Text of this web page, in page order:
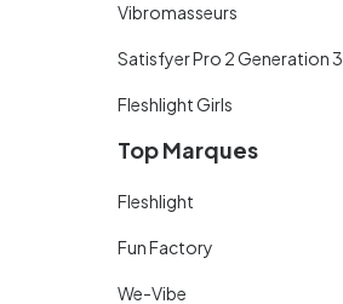
Vibromasseurs
Satisfyer Pro 2 Generation 3
Fleshlight Girls
Top Marques
Fleshlight
Fun Factory
We-Vibe